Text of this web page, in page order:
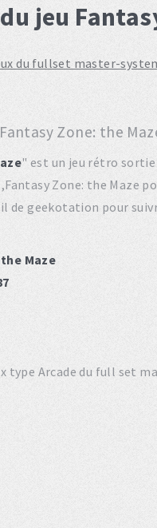
jeu
du fullset master-
" est un jeu rétro sortie
Zone: the Maze
de geekotation pour
Maze
type Arcade du full set